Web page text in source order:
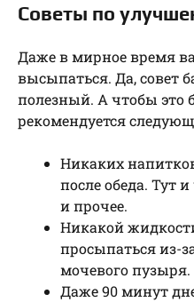
Советы по
Даже в мирное время
высыпаться. Да, совет
полезный. А чтобы это
рекомендуется
Никаких
после обеда. Тут
и прочее.
Никакой
просыпаться из-
мочевого пузыря.
Даже 90 минут